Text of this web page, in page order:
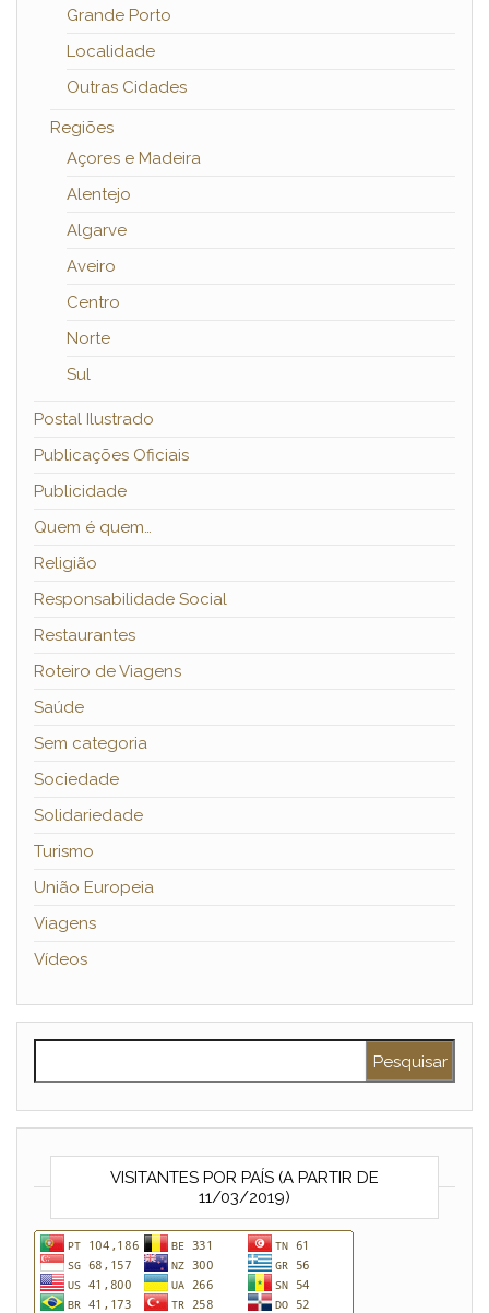
Grande Porto
Localidade
Outras Cidades
Regiões
Açores e Madeira
Alentejo
Algarve
Aveiro
Centro
Norte
Sul
Postal Ilustrado
Publicações Oficiais
Publicidade
Quem é quem…
Religião
Responsabilidade Social
Restaurantes
Roteiro de Viagens
Saúde
Sem categoria
Sociedade
Solidariedade
Turismo
União Europeia
Viagens
Vídeos
VISITANTES POR PAÍS (A PARTIR DE
11/03/2019)